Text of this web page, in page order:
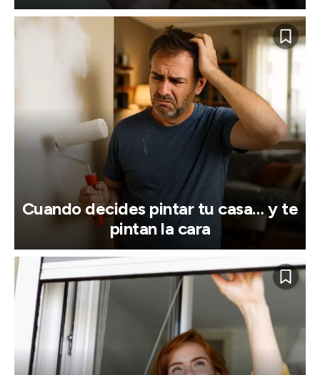
Cuando decides pintar tu casa… y te
pintan la cara